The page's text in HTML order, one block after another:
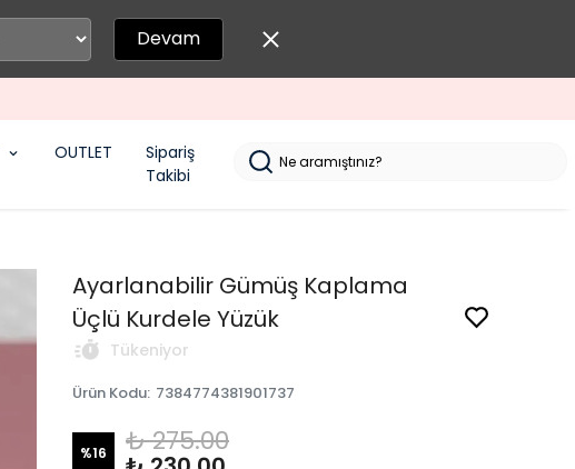
Devam
OUTLET
Sipariş
Takibi
Ayarlanabilir Gümüş Kaplama
Üçlü Kurdele Yüzük
Tükeniyor
Ürün Kodu: 7384774381901737
%16 ₺ 275.00